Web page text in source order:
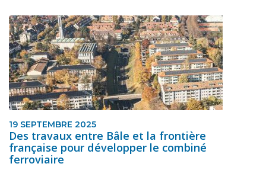
19 SEPTEMBRE 2025
Des travaux entre Bâle et la frontière
française pour développer le combiné
ferroviaire